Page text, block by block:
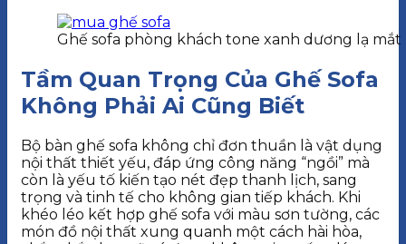
Ghế sofa phòng khách tone xanh dương lạ mắt
Tầm Quan Trọng Của Ghế Sofa
Không Phải Ai Cũng Biết
Bộ bàn ghế sofa không chỉ đơn thuần là vật dụng
nội thất thiết yếu, đáp ứng công năng “ngồi” mà
còn là yếu tố kiến tạo nét đẹp thanh lịch, sang
trọng và tinh tế cho không gian tiếp khách. Khi
khéo léo kết hợp ghế sofa với màu sơn tường, các
món đồ nội thất xung quanh một cách hài hòa,